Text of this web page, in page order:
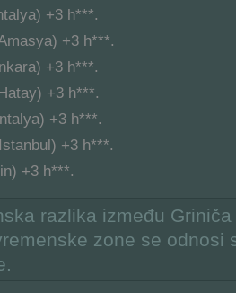
+3 h***.
+3 h***.
+3 h***.
+3 h***.
+3 h***.
+3 h***.
+3 h***.
razlika između
zone se odnosi